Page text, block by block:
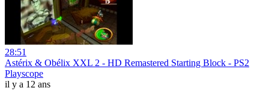
28:51
Astérix & Obélix XXL 2 - HD Remastered Starting Block - PS2
Playscope
il y a 12 ans